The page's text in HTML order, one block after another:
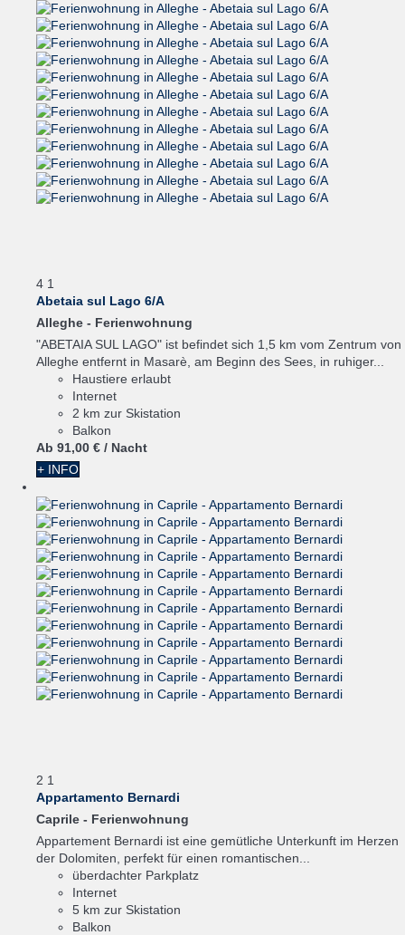
4 1
Abetaia sul Lago 6/A
Alleghe - Ferienwohnung
"ABETAIA SUL LAGO" ist befindet sich 1,5 km vom Zentrum von
Alleghe entfernt in Masarè, am Beginn des Sees, in ruhiger...
Haustiere erlaubt
Internet
2 km zur Skistation
Balkon
Ab 91,00 € / Nacht
+ INFO
2 1
Appartamento Bernardi
Caprile - Ferienwohnung
Appartement Bernardi ist eine gemütliche Unterkunft im Herzen
der Dolomiten, perfekt für einen romantischen...
überdachter Parkplatz
Internet
5 km zur Skistation
Balkon